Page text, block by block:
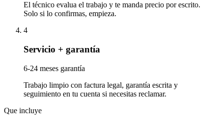
El técnico evalua el trabajo y te manda precio por escrito.
Solo si lo confirmas, empieza.
4
Servicio + garantía
6-24 meses garantía
Trabajo limpio con factura legal, garantía escrita y
seguimiento en tu cuenta si necesitas reclamar.
Que incluye